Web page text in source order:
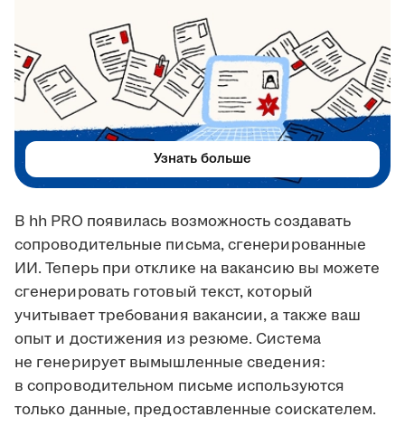
В hh PRO появилась возможность создавать
сопроводительные письма, сгенерированные
ИИ. Теперь при отклике на вакансию вы можете
сгенерировать готовый текст, который
учитывает требования вакансии, а также ваш
опыт и достижения из резюме. Система
не генерирует вымышленные сведения:
в сопроводительном письме используются
только данные, предоставленные соискателем.
Узнать больше